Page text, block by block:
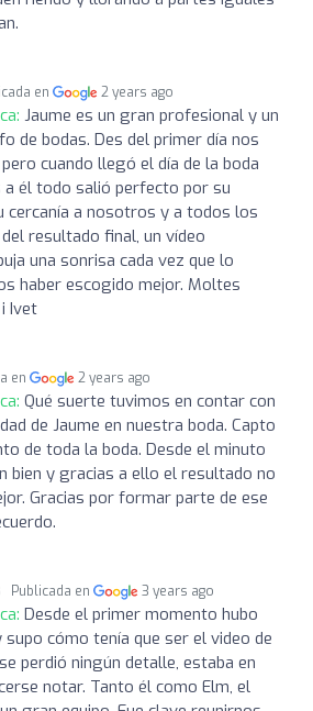
en 2 years ago
Jaume es un gran profesional y un
de bodas. Des del primer día nos
cuando llegó el día de la boda
a él todo salió perfecto por su
cercanía a nosotros y a todos los
resultado final, un vídeo
una sonrisa cada vez que lo
haber escogido mejor. Moltes
Ivet
en 2 years ago
Qué suerte tuvimos en contar con
de Jaume en nuestra boda. Capto
de toda la boda. Desde el minuto
bien y gracias a ello el resultado no
Gracias por formar parte de ese
Publicada en 3 years ago
Desde el primer momento hubo
cómo tenía que ser el video de
perdió ningún detalle, estaba en
notar. Tanto él como Elm, el